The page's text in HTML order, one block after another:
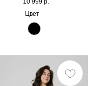
10 999 р.
Цвет